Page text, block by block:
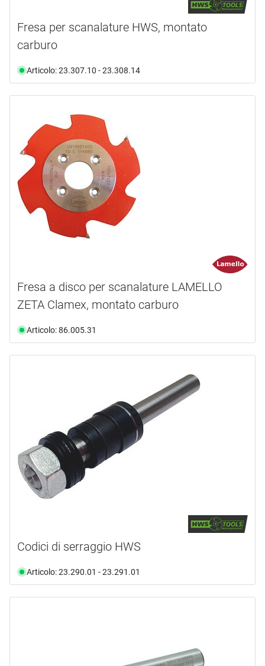
Fresa per scanalature HWS, montato
carburo
Articolo: 23.307.10 - 23.308.14
Fresa a disco per scanalature LAMELLO
ZETA Clamex, montato carburo
Articolo: 86.005.31
Codici di serraggio HWS
Articolo: 23.290.01 - 23.291.01